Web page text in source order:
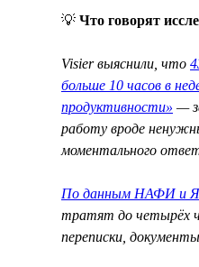
💡 Что говорят
Visier выяснили, что
больше 10 часов в
продуктивности» —
работу вроде
моментального
По данным НАФИ и
тратят до четырёх
переписки,